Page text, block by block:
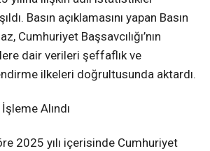
Basın açıklamasını yapan Basın
Cumhuriyet Başsavcılığı’nın
dair verileri şeffaflık ve
ilkeleri doğrultusunda aktardı.
Alındı
2025 yılı içerisinde Cumhuriyet